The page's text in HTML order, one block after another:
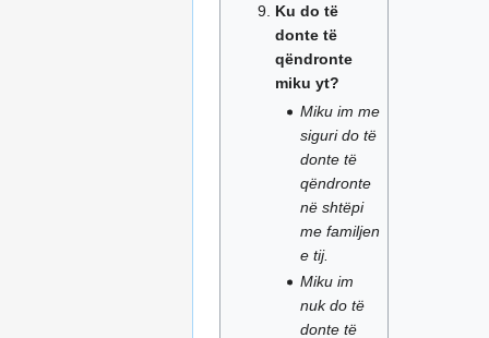
Ku do të
donte të
qëndronte
miku yt?
Miku im me
siguri do të
donte të
qëndronte
në shtëpi
me familjen
e tij.
Miku im
nuk do të
donte të